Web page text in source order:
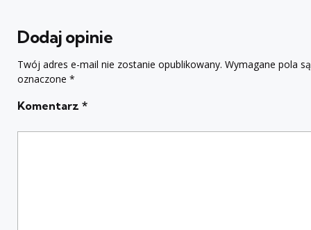
Dodaj opinie
Twój adres e-mail nie zostanie opublikowany. Wymagane pola są
oznaczone *
Komentarz *